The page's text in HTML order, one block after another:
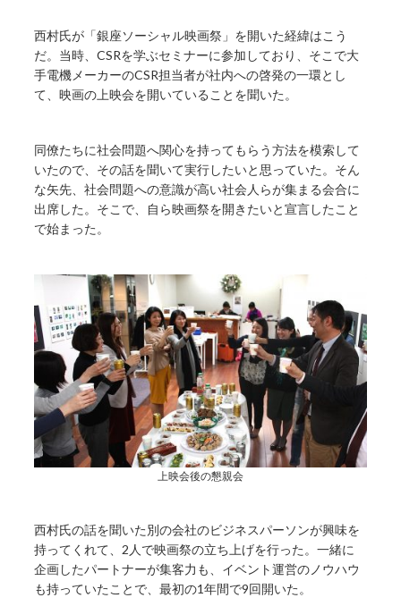
西村氏が「銀座ソーシャル映画祭」を開いた経緯はこう
だ。当時、CSRを学ぶセミナーに参加しており、そこで大
手電機メーカーのCSR担当者が社内への啓発の一環とし
て、映画の上映会を開いていることを聞いた。
同僚たちに社会問題へ関心を持ってもらう方法を模索して
いたので、その話を聞いて実行したいと思っていた。そん
な矢先、社会問題への意識が高い社会人らが集まる会合に
出席した。そこで、自ら映画祭を開きたいと宣言したこと
で始まった。
上映会後の懇親会
西村氏の話を聞いた別の会社のビジネスパーソンが興味を
持ってくれて、2人で映画祭の立ち上げを行った。一緒に
企画したパートナーが集客力も、イベント運営のノウハウ
も持っていたことで、最初の1年間で9回開いた。